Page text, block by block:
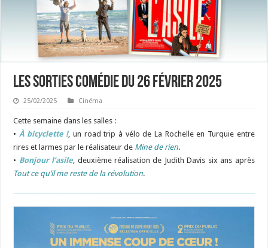
Les sorties Comédie du 26 février 2025
25/02/2025 Cinéma
Cette semaine dans les salles :
• À bicyclette !, un road trip à vélo de La Rochelle en Turquie entre
rires et larmes par le réalisateur de Mine de rien.
• Bonjour l’asile, deuxième réalisation de Judith Davis six ans après
Tout ce qu’il me reste de la révolution.